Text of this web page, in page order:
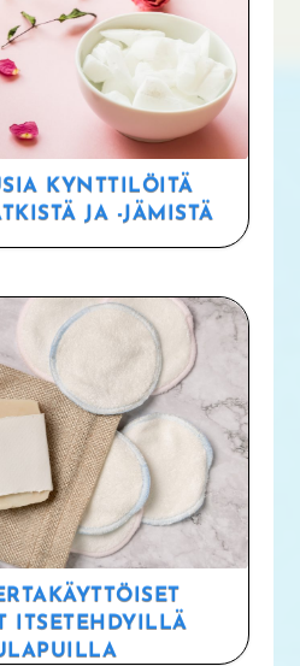
KYNTTILÖITÄ
JA -JÄMISTÄ
ITSETEHDYILLÄ